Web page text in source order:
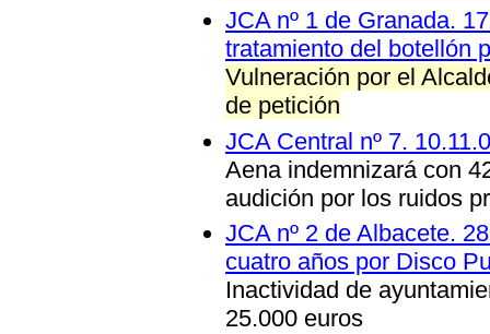
JCA nº 1 de Granada.
tratamiento del botellón
Vulneración por el
de petición
JCA Central nº 7.
Aena indemnizará con
audición por los ruidos
JCA nº 2 de Albacete.
cuatro años por Disco
Inactividad de
25.000 euros